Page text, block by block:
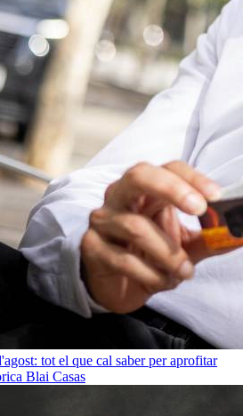
tot el que cal saber per aprofitar
Blai Casas